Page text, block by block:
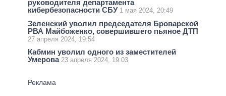
руководителя департамента
кибербезопасности СБУ 1 мая 2024, 20:49
Зеленский уволил председателя Броварской
РВА Майбоженко, совершившего пьяное ДТП
27 апреля 2024, 19:54
Кабмин уволил одного из заместителей
Умерова 23 апреля 2024, 19:03